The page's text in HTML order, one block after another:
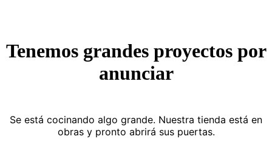
Tenemos grandes proyectos por
anunciar
Se está cocinando algo grande. Nuestra tienda está en
obras y pronto abrirá sus puertas.